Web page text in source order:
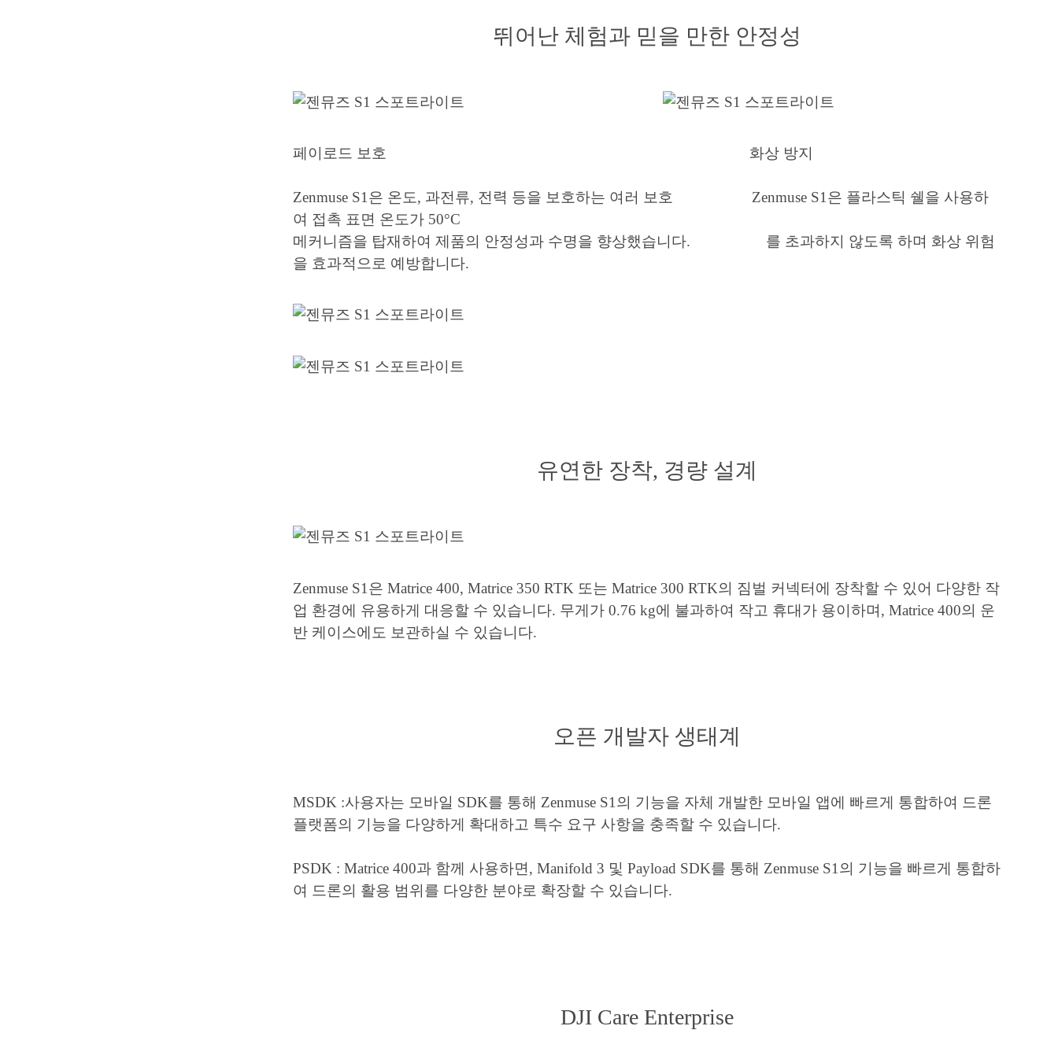
뛰어난 체험과 믿을 만한 안정성
페이로드 보호 화상 방지
Zenmuse S1은 온도, 과전류, 전력 등을 보호하는 여러 보호 Zenmuse S1은 플라스틱 쉘을 사용하
여 접촉 표면 온도가 50°C
메커니즘을 탑재하여 제품의 안정성과 수명을 향상했습니다. ​​​ ​ ​ 를 초과하지 않도록 하며 화상 위험
을 효과적으로 예방합니다.
유연한 장착, 경량 설계
Zenmuse S1은 Matrice 400, Matrice 350 RTK 또는 Matrice 300 RTK의 짐벌 커넥터에 장착할 수 있어 다양한 작
업 환경에 유용하게 대응할 수 있습니다. 무게가 0.76 kg에 불과하여 작고 휴대가 용이하며, Matrice 400의 운
반 케이스에도 보관하실 수 있습니다.
오픈 개발자 생태계
MSDK :사용자는 모바일 SDK를 통해 Zenmuse S1의 기능을 자체 개발한 모바일 앱에 빠르게 통합하여 드론
플랫폼의 기능을 다양하게 확대하고 특수 요구 사항을 충족할 수 있습니다.
PSDK : Matrice 400과 함께 사용하면, Manifold 3 및 Payload SDK를 통해 Zenmuse S1의 기능을 빠르게 통합하
여 드론의 활용 범위를 다양한 분야로 확장할 수 있습니다.
DJI Care Enterprise